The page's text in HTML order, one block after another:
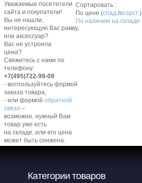
Уважаемые посетители
сайта и покупатели!
Вы не нашли,
интересующую Вас рамку,
или аксессуар?
Вас не устроила
цена?
Свяжитесь с нами по
телефону:
+7(495)722-99-09
- воспользуйтесь формой
заказа товара,
- или формой обратной
связи –
возможно, нужный Вам
товар уже есть
на складе, или его цена
может быть снижена.
Сортировать :
По цене (спад./возрст.)
По наличию на складе
Категории товаров